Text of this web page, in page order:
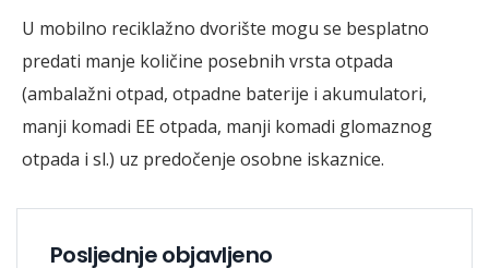
U mobilno reciklažno dvorište mogu se besplatno
predati manje količine posebnih vrsta otpada
(ambalažni otpad, otpadne baterije i akumulatori,
manji komadi EE otpada, manji komadi glomaznog
otpada i sl.) uz predočenje osobne iskaznice.
Posljednje objavljeno